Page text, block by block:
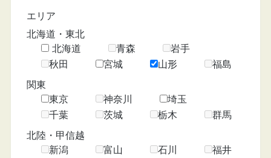
エリア
北海道・東北
北海道
青森
岩手
秋田
宮城 山形
福島
関東
東京
神奈川
埼玉
千葉
茨城 栃木
群馬
北陸・甲信越
新潟
富山 石川
福井